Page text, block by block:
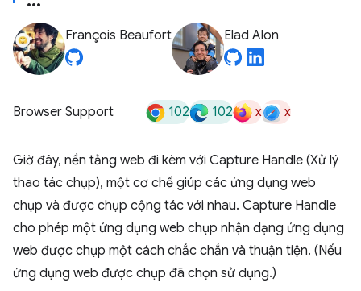
François Beaufort Elad Alon
Browser Support 102 102 x x
Giờ đây, nền tảng web đi kèm với Capture Handle (Xử lý
thao tác chụp), một cơ chế giúp các ứng dụng web
chụp và được chụp cộng tác với nhau. Capture Handle
cho phép một ứng dụng web chụp nhận dạng ứng dụng
web được chụp một cách chắc chắn và thuận tiện. (Nếu
ứng dụng web được chụp đã chọn sử dụng.)